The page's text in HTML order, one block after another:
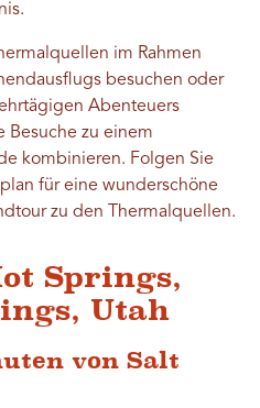
im Rahmen
besuchen oder
Abenteuers
Besuche zu einem
kombinieren. Folgen Sie
für eine wunderschöne
zu den Thermalquellen.
Springs,
Utah
von Salt